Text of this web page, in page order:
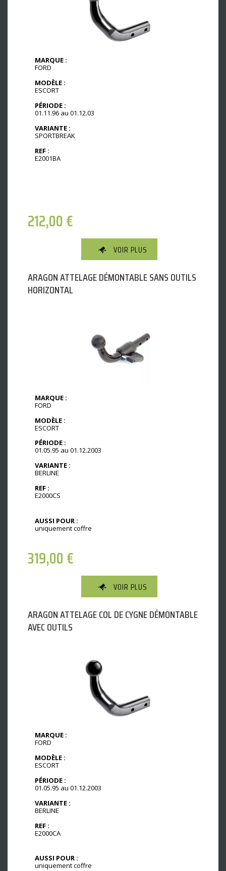
MARQUE :
FORD
MODÈLE :
ESCORT
PÉRIODE :
01.11.96 au 01.12.03
VARIANTE :
SPORTBREAK
REF :
E2001BA
212,00€
VOIR PLUS
ARAGON ATTELAGE DÉMONTABLE SANS OUTILS
HORIZONTAL
MARQUE :
FORD
MODÈLE :
ESCORT
PÉRIODE :
01.05.95 au 01.12.2003
VARIANTE :
BERLINE
REF :
E2000CS
AUSSI POUR :
uniquement coffre
319,00€
VOIR PLUS
ARAGON ATTELAGE COL DE CYGNE DÉMONTABLE
AVEC OUTILS
MARQUE :
FORD
MODÈLE :
ESCORT
PÉRIODE :
01.05.95 au 01.12.2003
VARIANTE :
BERLINE
REF :
E2000CA
AUSSI POUR :
uniquement coffre